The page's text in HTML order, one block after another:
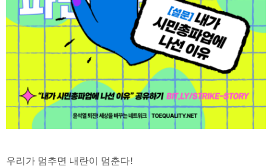
우리가 멈추면 내란이 멈춘다!